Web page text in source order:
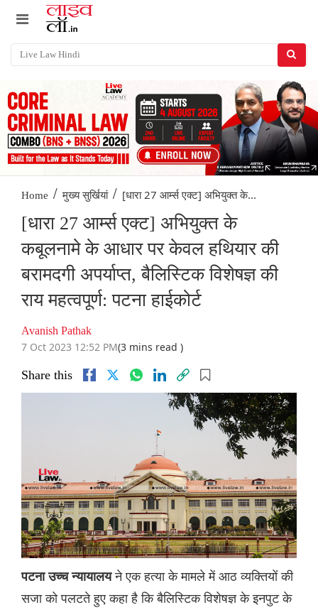
Home / मुख्य सुर्खियां / [धारा 27 आर्म्स एक्ट] अभियुक्त के...
[धारा 27 आर्म्स एक्ट] अभियुक्त के
कबूलनामे के आधार पर केवल हथियार की
बरामदगी अपर्याप्त, बैलिस्टिक विशेषज्ञ की
राय महत्वपूर्ण: पटना हाईकोर्ट
Avanish Pathak
7 Oct 2023 12:52 PM(3 mins read )
Share this
पटना उच्च न्यायालयने एक हत्या के मामले में आठ व्यक्तियों की
सजा को पलटते हुए कहा है कि बैलिस्टिक विशेषज्ञ के इनपुट के